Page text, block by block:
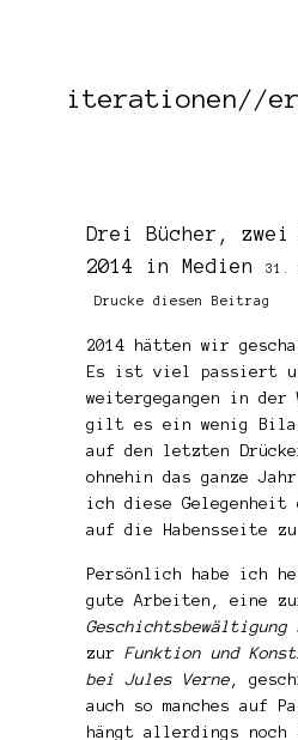
iterationen//
Drei Bücher,
2014 in Medien
31.
Drucke diesen Beitrag
2014 hätten wir
Es ist viel passiert
weitergegangen in
gilt es ein wenig
auf den letzten
ohnehin das ganze
ich diese
auf die Habensseite
Persönlich habe ich
gute Arbeiten, eine
zur Funktion und
bei Jules Verne ,
auch so manches auf
hängt allerdings noch